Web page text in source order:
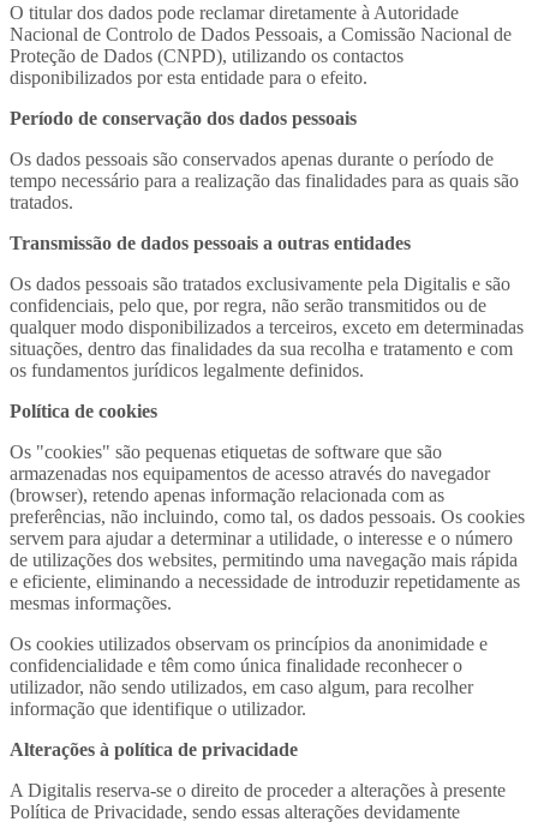
O titular dos dados pode reclamar diretamente à Autoridade
Nacional de Controlo de Dados Pessoais, a Comissão Nacional de
Proteção de Dados (CNPD), utilizando os contactos
disponibilizados por esta entidade para o efeito.
Período de conservação dos dados pessoais
Os dados pessoais são conservados apenas durante o período de
tempo necessário para a realização das finalidades para as quais são
tratados.
Transmissão de dados pessoais a outras entidades
Os dados pessoais são tratados exclusivamente pela Digitalis e são
confidenciais, pelo que, por regra, não serão transmitidos ou de
qualquer modo disponibilizados a terceiros, exceto em determinadas
situações, dentro das finalidades da sua recolha e tratamento e com
os fundamentos jurídicos legalmente definidos.
Política de cookies
Os "cookies" são pequenas etiquetas de software que são
armazenadas nos equipamentos de acesso através do navegador
(browser), retendo apenas informação relacionada com as
preferências, não incluindo, como tal, os dados pessoais. Os cookies
servem para ajudar a determinar a utilidade, o interesse e o número
de utilizações dos websites, permitindo uma navegação mais rápida
e eficiente, eliminando a necessidade de introduzir repetidamente as
mesmas informações.
Os cookies utilizados observam os princípios da anonimidade e
confidencialidade e têm como única finalidade reconhecer o
utilizador, não sendo utilizados, em caso algum, para recolher
informação que identifique o utilizador.
Alterações à política de privacidade
A Digitalis reserva-se o direito de proceder a alterações à presente
Política de Privacidade, sendo essas alterações devidamente